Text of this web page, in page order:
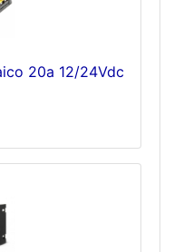
20a 12/24Vdc